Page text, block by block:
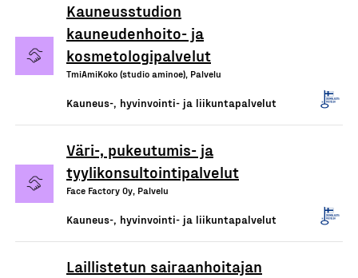
Kauneusstudion
kauneudenhoito- ja
kosmetologipalvelut
TmiAmiKoko (studio aminoe), Palvelu
Kauneus-, hyvinvointi- ja liikuntapalvelut
Väri-, pukeutumis- ja
tyylikonsultointipalvelut
Face Factory Oy, Palvelu
Kauneus-, hyvinvointi- ja liikuntapalvelut
Laillistetun sairaanhoitajan